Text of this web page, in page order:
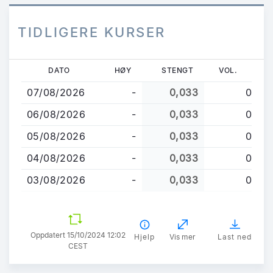
TIDLIGERE KURSER
hovedinnhold
DATO HØY STENGT VOL.
07/08/2026 - 0,033
0
06/08/2026
- 0,033
0
05/08/2026
- 0,033
0
04/08/2026
- 0,033
0
03/08/2026
- 0,033 0
Oppdatert 15/10/2024 12:02
CEST
Hjelp Vis mer Last ned